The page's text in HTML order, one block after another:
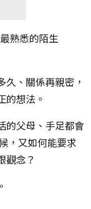
熟悉的陌生
、關係再親密，
的想法。
的父母、手足都會
，又如何能要求
觀念？